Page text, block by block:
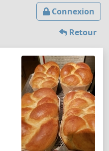
Connexion
Retour